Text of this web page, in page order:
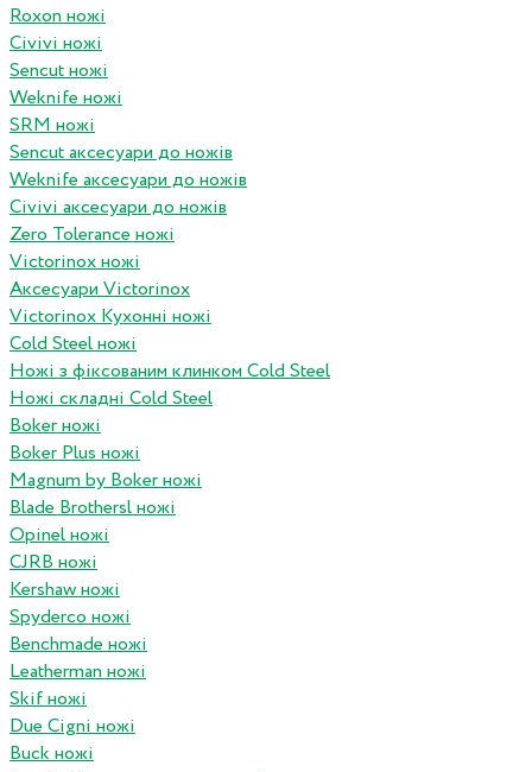
Roxon ножi
Civivi ножі
Sencut ножі
Weknife ножі
SRM ножі
Sencut аксесуари до ножів
Weknife аксесуари до ножів
Civivi аксесуари до ножів
Zero Tolerance ножі
Victorinox ножі
Аксесуари Victorinox
Victorinox Кухонні ножі
Cold Steel ножі
Ножі з фіксованим клинком Cold Steel
Ножі складні Cold Steel
Boker ножі
Boker Plus ножі
Magnum by Boker ножі
Blade Brothersl ножі
Opinel ножі
CJRB ножі
Kershaw ножі
Spyderco ножі
Benchmade ножі
Leatherman ножі
Skif ножі
Due Cigni ножі
Buck ножі